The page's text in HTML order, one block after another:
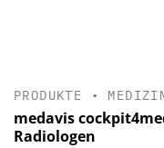
PRODUKTE •
medavis
Radiologen